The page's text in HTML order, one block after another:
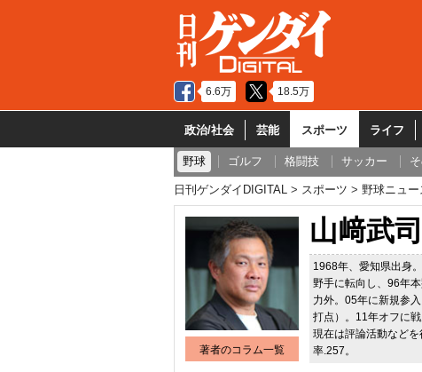
6.6万 18.5万
政治/社会 芸能 スポーツ ライフ
野球 ゴルフ 格闘技 サッカー
日刊ゲンダイDIGITAL スポーツ 野球ニュー
著者のコラム一覧
山﨑武司
1968年、愛知県出身
野手に転向し、96年
力外。05年に新規参
打点）。11年オフに
現在は評論活動など
率.257。